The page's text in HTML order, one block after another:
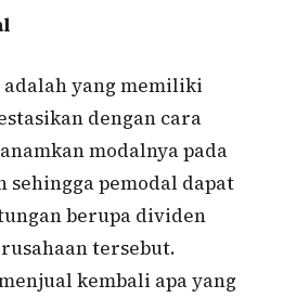
yang memiliki
dengan cara
modalnya pada
sehingga pemodal dapat
berupa dividen
tersebut.
kembali apa yang